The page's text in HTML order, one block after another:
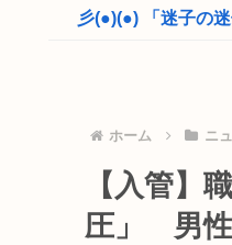
彡(●)(●) 「迷子の
すまん、独身のケ
ホーム ニ
【入管】
圧」 男性